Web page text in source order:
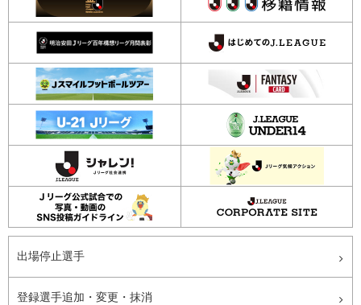
出場停止選手
登録選手追加・変更・抹消